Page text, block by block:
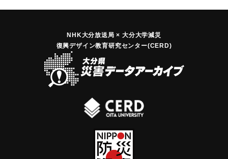
NHK大分放送局 × 大分大学減災
復興デザイン教育研究センター(CERD)